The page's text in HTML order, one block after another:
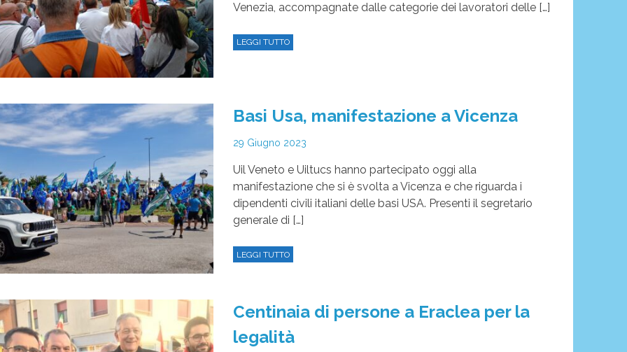
Venezia, accompagnate dalle categorie dei lavoratori delle […]
LEGGI TUTTO
Basi Usa, manifestazione a Vicenza
29 Giugno 2023
Uil Veneto e Uiltucs hanno partecipato oggi alla
manifestazione che si è svolta a Vicenza e che riguarda i
dipendenti civili italiani delle basi USA. Presenti il segretario
generale di […]
LEGGI TUTTO
Centinaia di persone a Eraclea per la
legalità